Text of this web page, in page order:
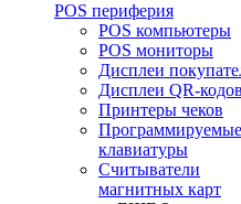
POS периферия
POS компьютеры
POS мониторы
Дисплеи
Дисплеи QR-
Принтеры чеков
Программируемые
клавиатуры
Считыватели
магнитных карт